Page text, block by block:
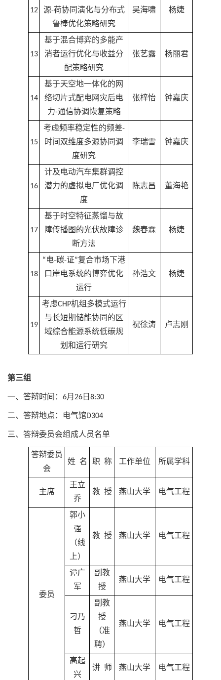
12
源-荷协同演化与分布式
鲁棒优化策略研究
吴海啸 杨婕
13
基于混合博弈的多能产
消者运行优化与收益分
配策略研究
张艺露 杨丽君
14
基于天空地一体化的网
络切片式配电网灾后电
力-通信协调恢复策略
张梓怡 钟嘉庆
15
考虑频率稳定性的频差-
时间双维度多源协同调
度研究
李瑞雪 钟嘉庆
16
计及电动汽车集群调控
潜力的虚拟电厂优化调
度
陈志昌 董海艳
17
基于时空特征蒸馏与故
障传播图的光伏故障诊
断方法
魏春霖 杨婕
18
“电-碳-证”复合市场下港
口岸电系统的博弈优化
运行
孙浩文 杨婕
19
考虑CHP机组多模式运行
与长短期储能协同的区
域综合能源系统低碳规
划和运行研究
祝徐涛 卢志刚
第三组
一、答辩时间：6月26日8:30
二、答辩地点：电气馆D304
三、答辩委员会组成人员名单
答辩委员
会
姓 名 职 称 工作单位 所属学科
主席
王立
乔
教 授 燕山大学 电气工程
委员
郭小
强
（线
上）
教 授 燕山大学 电气工程
谭广
军
副教
授
燕山大学 电气工程
刁乃
哲
副教
授
（准
聘）
燕山大学 电气工程
高起
兴
讲 师 燕山大学 电气工程